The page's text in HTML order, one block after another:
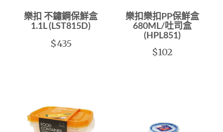
樂扣 不鏽鋼保鮮盒
1.1L (LST815D)
$435
樂扣樂扣PP保鮮盒
680ML/吐司盒
(HPL851)
$102